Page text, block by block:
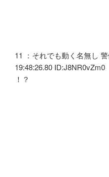
11 ：それでも動く名無し
19:48:26.80 ID:J8NR0vZm0
！？